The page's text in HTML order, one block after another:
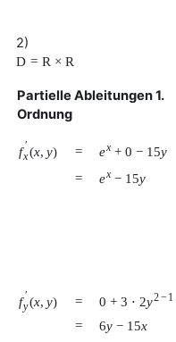
2)
D = R × R
Partielle Ableitungen 1.
Ordnung
f ′
x(x, y) = ex + 0 − 15y
=
ex − 15y
f ′
y(x, y) = 0 + 3 ⋅ 2y2−1
=
6y − 15x